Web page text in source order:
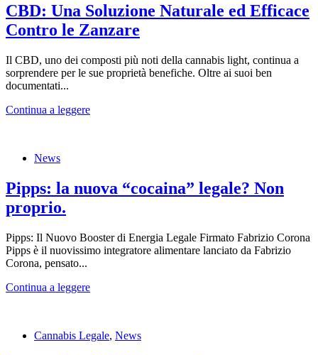
CBD: Una Soluzione Naturale ed Efficace
Contro le Zanzare
Il CBD, uno dei composti più noti della cannabis light, continua a
sorprendere per le sue proprietà benefiche. Oltre ai suoi ben
documentati...
Continua a leggere
News
Pipps: la nuova “cocaina” legale? Non
proprio.
Pipps: Il Nuovo Booster di Energia Legale Firmato Fabrizio Corona
Pipps è il nuovissimo integratore alimentare lanciato da Fabrizio
Corona, pensato...
Continua a leggere
Cannabis Legale, News